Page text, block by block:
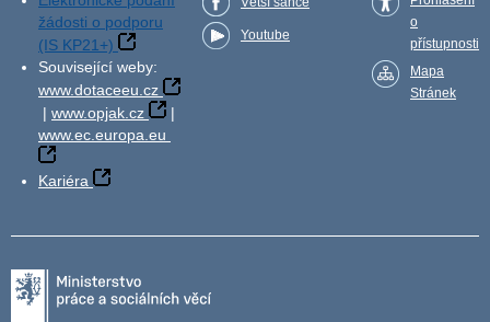
žádosti o podporu
(IS KP21+)
Související weby:
www.dotaceeu.cz
| www.opjak.cz
|
www.ec.europa.eu
Kariéra
Youtube
o
přístupnosti
Mapa
Stránek